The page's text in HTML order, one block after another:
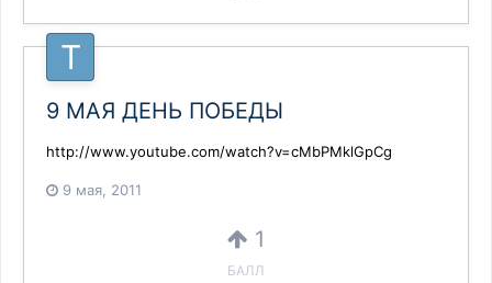
9 МАЯ ДЕНЬ ПОБЕДЫ
http://www.youtube.com/watch?v=cMbPMklGpCg
9 мая, 2011
1
БАЛЛ